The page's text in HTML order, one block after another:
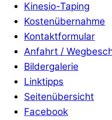
Kinesio-Taping
Kostenübernahme
Kontaktformular
Anfahrt /
Bildergalerie
Linktipps
Seitenübersicht
Facebook